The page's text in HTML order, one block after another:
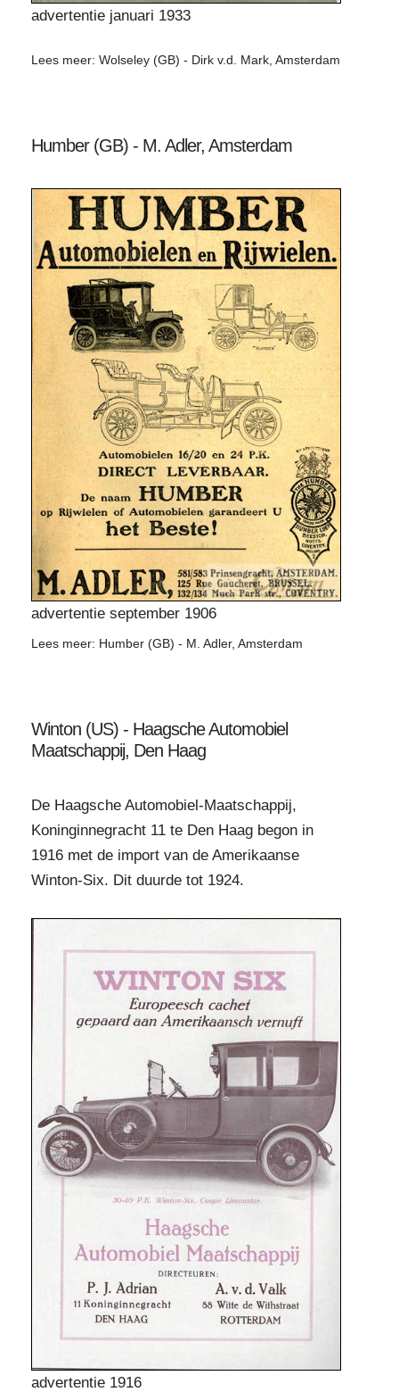
advertentie januari 1933
Lees meer: Wolseley (GB) - Dirk v.d. Mark, Amsterdam
Humber (GB) - M. Adler, Amsterdam
advertentie september 1906
Lees meer: Humber (GB) - M. Adler, Amsterdam
Winton (US) - Haagsche Automobiel
Maatschappij, Den Haag
De Haagsche Automobiel-Maatschappij,
Koninginnegracht 11 te Den Haag begon in
1916 met de import van de Amerikaanse
Winton-Six. Dit duurde tot 1924.
advertentie 1916